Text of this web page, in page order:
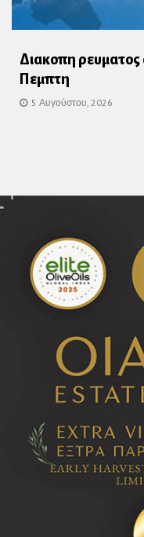
Διακοπη ρευματος
Πεμπτη
5 Αυγούστου, 2026